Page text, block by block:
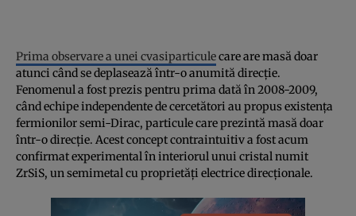
Prima observare a unei cvasiparticulecare are masă doar
atunci când se deplasează într-o anumită direcție.
Fenomenul a fost prezis pentru prima dată în 2008-2009,
când echipe independente de cercetători au propus existența
fermionilor semi-Dirac, particule care prezintă masă doar
într-o direcție. Acest concept contraintuitiv a fost acum
confirmat experimental în interiorul unui cristal numit
ZrSiS, un semimetal cu proprietăți electrice direcționale.